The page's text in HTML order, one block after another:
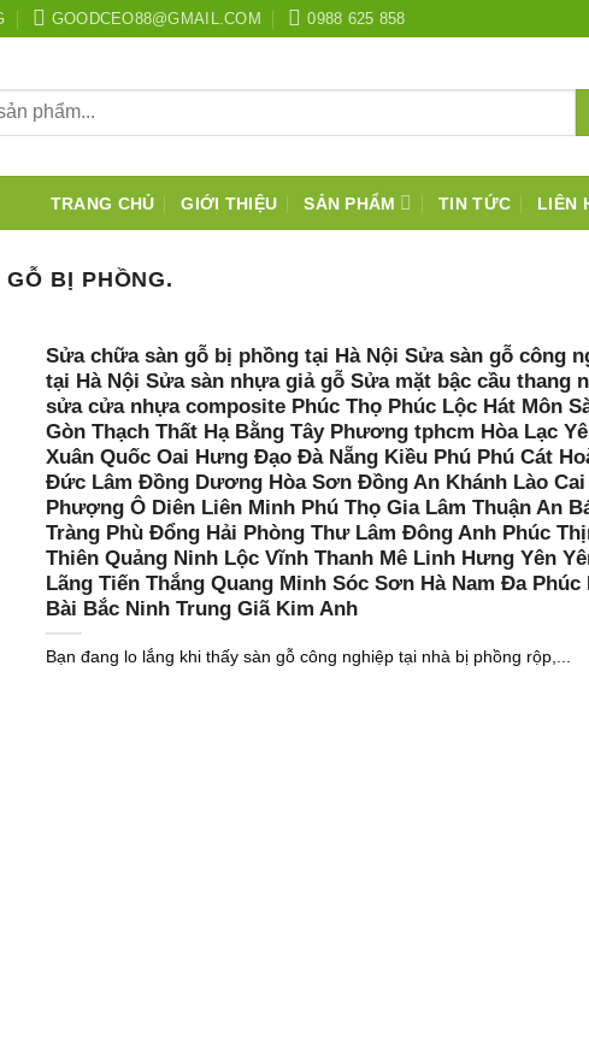
GOODCEO88@GMAIL.COM 0988 625 858
TRANG CHỦ GIỚI THIỆU SẢN PHẨM TIN TỨC LIÊN
BỊ PHỒNG.
Sửa chữa sàn gỗ bị phồng tại Hà Nội Sửa sàn gỗ công
tại Hà Nội Sửa sàn nhựa giả gỗ Sửa mặt bậc cầu thang
sửa cửa nhựa composite Phúc Thọ Phúc Lộc Hát Môn
Gòn Thạch Thất Hạ Bằng Tây Phương tphcm Hòa Lạc
Xuân Quốc Oai Hưng Đạo Đà Nẵng Kiều Phú Phú Cát
Đức Lâm Đồng Dương Hòa Sơn Đồng An Khánh Lào
Phượng Ô Diên Liên Minh Phú Thọ Gia Lâm Thuận An
Tràng Phù Đổng Hải Phòng Thư Lâm Đông Anh Phúc
Thiên Quảng Ninh Lộc Vĩnh Thanh Mê Linh Hưng Yên
Lãng Tiến Thắng Quang Minh Sóc Sơn Hà Nam Đa Phúc
Bài Bắc Ninh Trung Giã Kim Anh
Bạn đang lo lắng khi thấy sàn gỗ công nghiệp tại nhà bị phồng rộp,...